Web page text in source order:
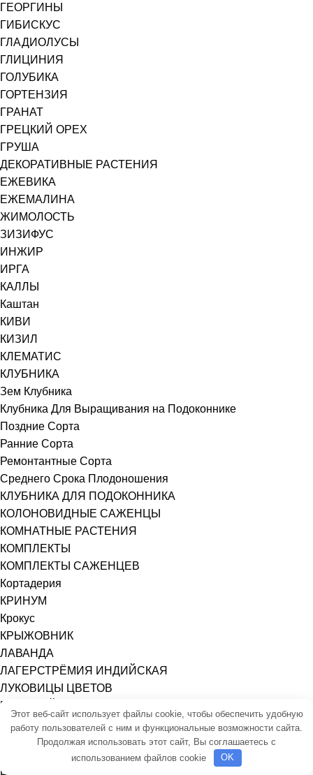
ГЕОРГИНЫ
ГИБИСКУС
ГЛАДИОЛУСЫ
ГЛИЦИНИЯ
ГОЛУБИКА
ГОРТЕНЗИЯ
ГРАНАТ
ГРЕЦКИЙ ОРЕХ
ГРУША
ДЕКОРАТИВНЫЕ РАСТЕНИЯ
ЕЖЕВИКА
ЕЖЕМАЛИНА
ЖИМОЛОСТЬ
ЗИЗИФУС
ИНЖИР
ИРГА
КАЛЛЫ
Каштан
КИВИ
КИЗИЛ
КЛЕМАТИС
КЛУБНИКА
Зем Клубника
Клубника Для Выращивания на Подоконнике
Поздние Сорта
Ранние Сорта
Ремонтантные Сорта
Среднего Срока Плодоношения
КЛУБНИКА ДЛЯ ПОДОКОННИКА
КОЛОНОВИДНЫЕ САЖЕНЦЫ
КОМНАТНЫЕ РАСТЕНИЯ
КОМПЛЕКТЫ
КОМПЛЕКТЫ САЖЕНЦЕВ
Кортадерия
КРИНУМ
Крокус
КРЫЖОВНИК
ЛАВАНДА
ЛАГЕРСТРЁМИЯ ИНДИЙСКАЯ
ЛУКОВИЦЫ ЦВЕТОВ
ГАДЮЧИЙ ЛУК (МУСКАРИ)
ГИАЦИНТ
КРОКУС (ШАФРАН)
Этот веб-сайт использует файлы cookie, чтобы обеспечить удобную
работу пользователей с ним и функциональные возможности сайта.
Продолжая использовать этот сайт, Вы соглашаетесь с
использованием файлов cookie
OK